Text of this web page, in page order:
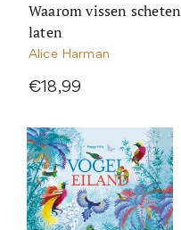
Waarom vissen scheten
laten
Alice Harman
€18,99